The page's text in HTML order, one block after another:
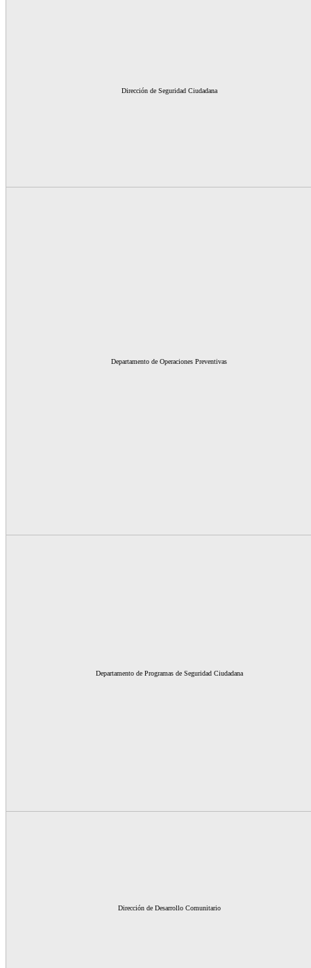
Dirección de Seguridad Ciudadana
Departamento de Operaciones Preventivas
Departamento de Programas de Seguridad Ciudadana
Dirección de Desarrollo Comunitario